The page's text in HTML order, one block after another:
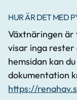
HUR ÄR DET MED
Växtnäringen är
visar inga rester
hemsidan kan
dokumentation
https://